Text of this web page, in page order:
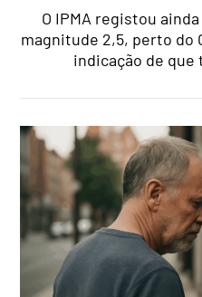
O IPMA registou
magnitude 2,5, perto do
indicação de